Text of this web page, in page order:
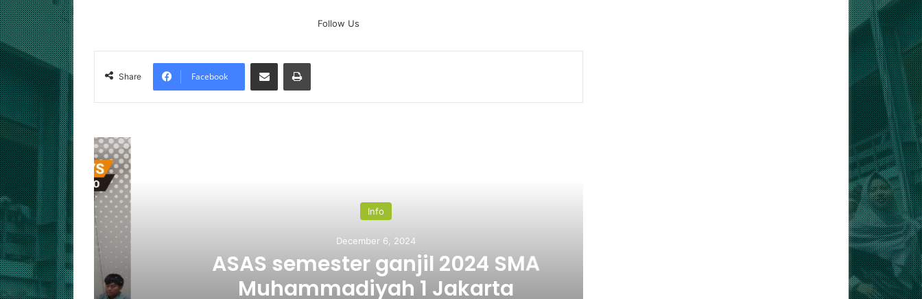
Follow Us
Share Facebook
December 6, 2024
ASAS semester ganjil 2024 SMA
Muhammadiyah 1 Jakarta
December 3, 2024
Penilaian Kinerja Kepala
Muhammadiyah 1